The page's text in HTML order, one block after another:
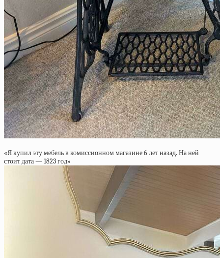
«Я купил эту мебель в комиссионном магазине 6 лет назад. На ней
стоит дата — 1823 год»